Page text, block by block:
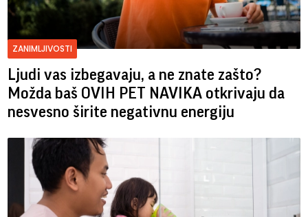
ZANIMLJIVOSTI
Ljudi vas izbegavaju, a ne znate zašto?
Možda baš OVIH PET NAVIKA otkrivaju da
nesvesno širite negativnu energiju